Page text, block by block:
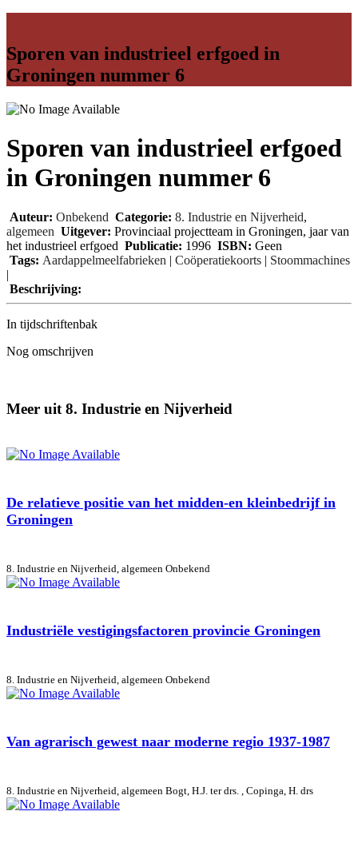
Sporen van industrieel erfgoed in
Groningen nummer 6
Sporen van industrieel erfgoed
in Groningen nummer 6
Auteur: Onbekend Categorie: 8. Industrie en Nijverheid,
algemeen Uitgever: Provinciaal projectteam in Groningen, jaar van
het industrieel erfgoed Publicatie: 1996 ISBN: Geen
Tags: Aardappelmeelfabrieken | Coöperatiekoorts | Stoommachines
|
Beschrijving:
In tijdschriftenbak
Nog omschrijven
Meer uit 8. Industrie en Nijverheid
De relatieve positie van het midden-en kleinbedrijf in
Groningen
8. Industrie en Nijverheid, algemeen Onbekend
Industriële vestigingsfactoren provincie Groningen
8. Industrie en Nijverheid, algemeen Onbekend
Van agrarisch gewest naar moderne regio 1937-1987
8. Industrie en Nijverheid, algemeen Bogt, H.J. ter drs. , Copinga, H. drs